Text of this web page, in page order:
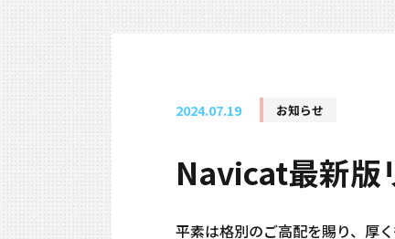
2024.07.19 お知らせ
Navicat最新版
平素は格別のご高配を賜り、厚く